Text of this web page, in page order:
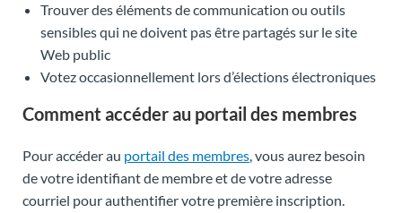
Trouver des éléments de communication ou outils
sensibles qui ne doivent pas être partagés sur le site
Web public
Votez occasionnellement lors d’élections électroniques
Comment accéder au portail des membres
Pour accéder au portail des membres, vous aurez besoin
de votre identifiant de membre et de votre adresse
courriel pour authentifier votre première inscription.